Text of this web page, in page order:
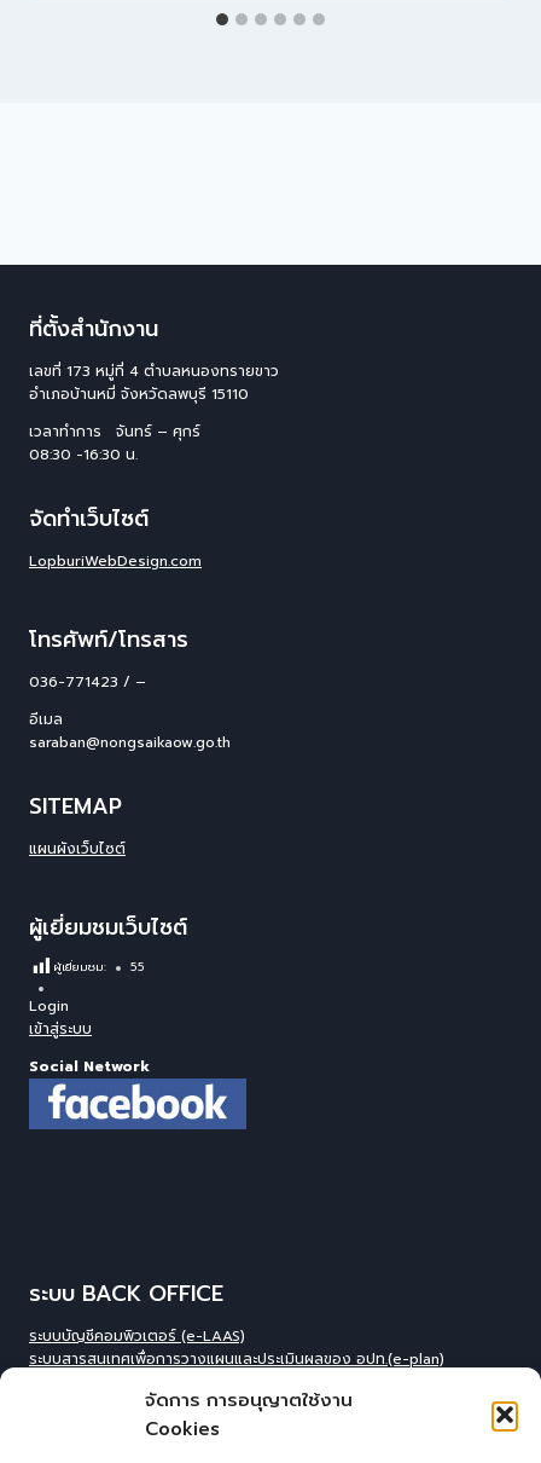
จัดการ การอนุญาตใช้งาน
Cookies
ที่ตั้งสำนักงาน
เลขที่ 173 หมู่ที่ 4 ตําบลหนองทรายขาว
อําเภอบ้านหมี่ จังหวัดลพบุรี 15110
เวลาทำการ จันทร์ – ศุกร์
08:30 -16:30 น.
จัดทำเว็บไซต์
LopburiWebDesign.com
โทรศัพท์/โทรสาร
036-771423 / –
อีเมล
saraban@nongsaikaow.go.th
SITEMAP
แผนผังเว็บไซต์
ผู้เยี่ยมชมเว็บไซต์
ผู้เยี่ยมชม: 55
Login
เข้าสู่ระบบ
Social Network
ระบบ BACK OFFICE
ระบบบัญชีคอมพิวเตอร์ (e-LAAS)
ระบบสารสนเทศเพื่อการวางแผนและประเมินผลของ อปท.(e-plan)
ระบบข้อมูลบุคลากรองค์กร(IHR)
ระบบสารสนเทศข้อมูล competincy ของบุคลากรทุกตำแหน่ง (กรอบอัตรา